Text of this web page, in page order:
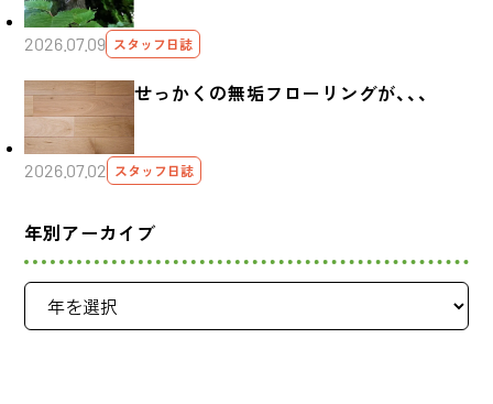
2026.07.09 スタッフ日誌
せっかくの無垢フローリングが、、、
2026.07.02 スタッフ日誌
年別アーカイブ